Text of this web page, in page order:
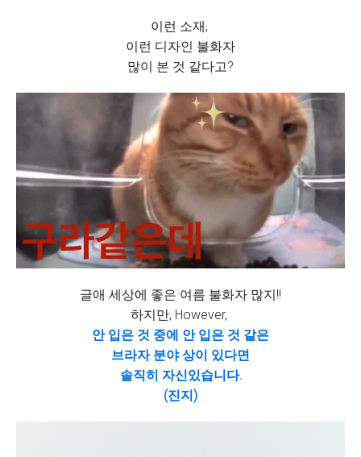
이런 소재,
이런 디자인 불화자
많이 본 것 같다고?
글애 세상에 좋은 여름 불화자 많지!!
하지만, However,
안 입은 것 중에 안 입은 것 같은
브라자 분야 상이 있다면
솔직히 자신있습니다.
(진지)